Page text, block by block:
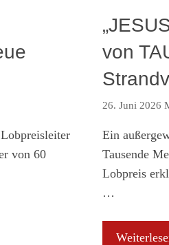
von 60
von
26. Juni 2026
Ein
Tausende
Lobpreis
…